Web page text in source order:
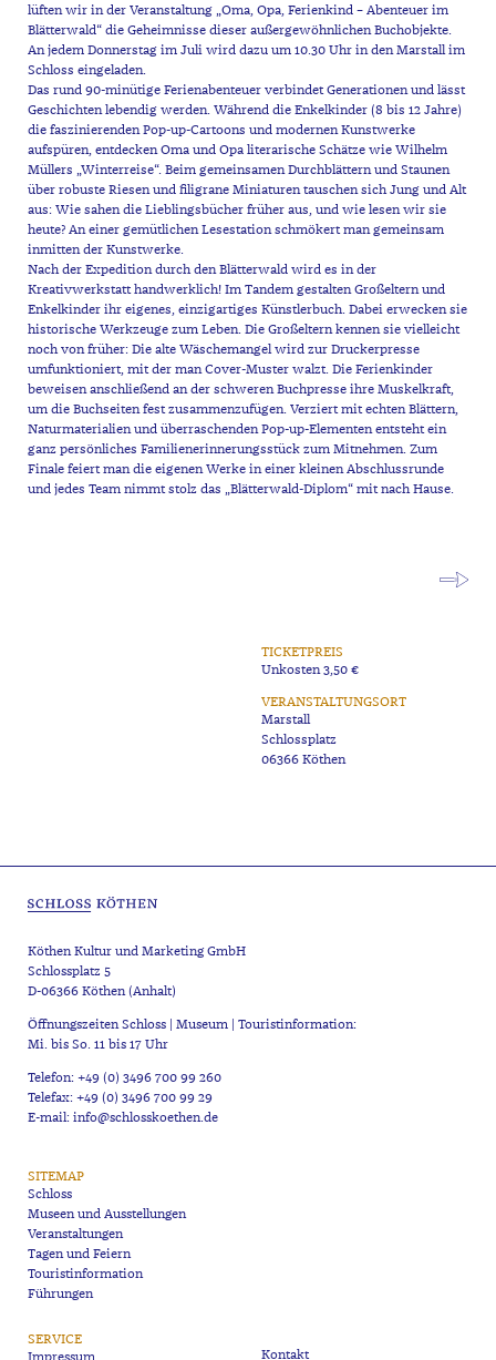
lüften wir in der Veranstaltung „Oma, Opa, Ferienkind – Abenteuer im
Blätterwald“ die Geheimnisse dieser außergewöhnlichen Buchobjekte.
An jedem Donnerstag im Juli wird dazu um 10.30 Uhr in den Marstall im
Schloss eingeladen.
Das rund 90-minütige Ferienabenteuer verbindet Generationen und lässt
Geschichten lebendig werden. Während die Enkelkinder (8 bis 12 Jahre)
die faszinierenden Pop-up-Cartoons und modernen Kunstwerke
aufspüren, entdecken Oma und Opa literarische Schätze wie Wilhelm
Müllers „Winterreise“. Beim gemeinsamen Durchblättern und Staunen
über robuste Riesen und filigrane Miniaturen tauschen sich Jung und Alt
aus: Wie sahen die Lieblingsbücher früher aus, und wie lesen wir sie
heute? An einer gemütlichen Lesestation schmökert man gemeinsam
inmitten der Kunstwerke.
Nach der Expedition durch den Blätterwald wird es in der
Kreativwerkstatt handwerklich! Im Tandem gestalten Großeltern und
Enkelkinder ihr eigenes, einzigartiges Künstlerbuch. Dabei erwecken sie
historische Werkzeuge zum Leben. Die Großeltern kennen sie vielleicht
noch von früher: Die alte Wäschemangel wird zur Druckerpresse
umfunktioniert, mit der man Cover-Muster walzt. Die Ferienkinder
beweisen anschließend an der schweren Buchpresse ihre Muskelkraft,
um die Buchseiten fest zusammenzufügen. Verziert mit echten Blättern,
Naturmaterialien und überraschenden Pop-up-Elementen entsteht ein
ganz persönliches Familienerinnerungsstück zum Mitnehmen. Zum
Finale feiert man die eigenen Werke in einer kleinen Abschlussrunde
und jedes Team nimmt stolz das „Blätterwald-Diplom“ mit nach Hause.
TICKETPREIS
Unkosten 3,50 €
VERANSTALTUNGSORT
Marstall
Schlossplatz
06366 Köthen
Köthen Kultur und Marketing GmbH
Schlossplatz 5
D-06366 Köthen (Anhalt)
Öffnungszeiten Schloss | Museum | Touristinformation:
Mi. bis So. 11 bis 17 Uhr
Telefon: +49 (0) 3496 700 99 260
Telefax: +49 (0) 3496 700 99 29
E-mail: info@schlosskoethen.de
SITEMAP
Schloss
Museen und Ausstellungen
Veranstaltungen
Tagen und Feiern
Touristinformation
Führungen
SERVICE
Kontakt